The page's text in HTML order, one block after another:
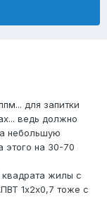
для запитки
ведь должно
небольшую
этого на 30-70
квадрата жилы с
1х2х0,7 тоже с